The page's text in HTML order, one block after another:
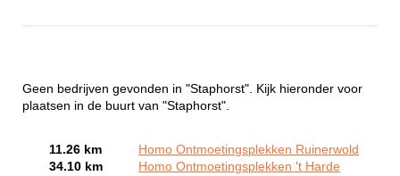
Geen bedrijven gevonden in "Staphorst". Kijk hieronder voor
plaatsen in de buurt van "Staphorst".
11.26 km
Homo Ontmoetingsplekken Ruinerwold
34.10 km
Homo Ontmoetingsplekken 't Harde